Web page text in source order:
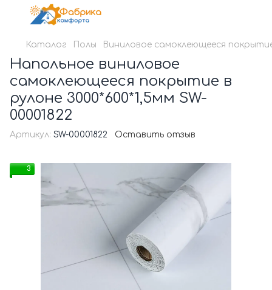
Каталог Полы Виниловое самоклеющееся
Напольное виниловое
самоклеющееся покрытие в
рулоне 3000*600*1,5мм SW-
00001822
Артикул: SW-00001822 Оставить отзыв
3